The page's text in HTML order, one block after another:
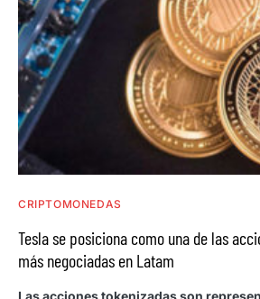
CRIPTOMONEDAS
Tesla se posiciona como una de las
más negociadas en Latam